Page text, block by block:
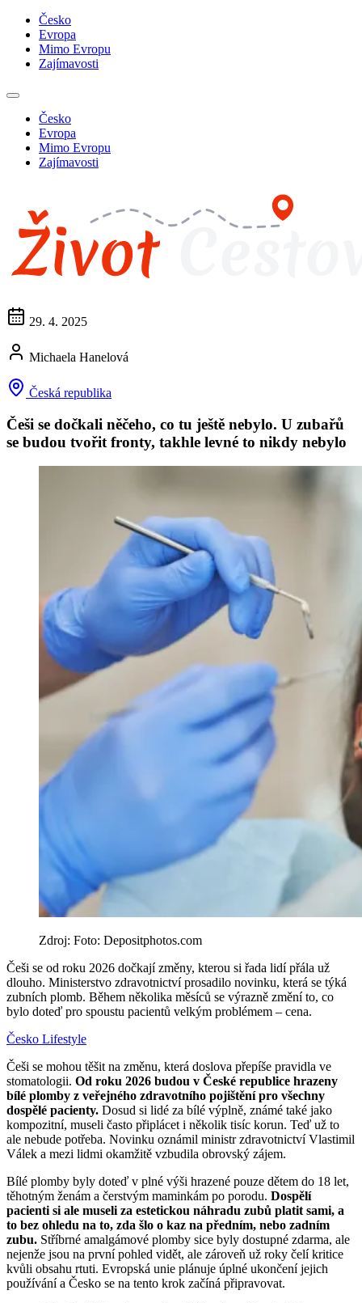
Česko
Evropa
Mimo Evropu
Zajímavosti
Česko
Evropa
Mimo Evropu
Zajímavosti
29. 4. 2025
Michaela Hanelová
Česká republika
Češi se dočkali něčeho, co tu ještě nebylo. U zubařů
se budou tvořit fronty, takhle levné to nikdy nebylo
Zdroj: Foto: Depositphotos.com
Češi se od roku 2026 dočkají změny, kterou si řada lidí přála už
dlouho. Ministerstvo zdravotnictví prosadilo novinku, která se týká
zubních plomb. Během několika měsíců se výrazně změní to, co
bylo doteď pro spoustu pacientů velkým problémem – cena.
Česko Lifestyle
Češi se mohou těšit na změnu, která doslova přepíše pravidla ve
stomatologii. Od roku 2026 budou v České republice hrazeny
bílé plomby z veřejného zdravotního pojištění pro všechny
dospělé pacienty. Dosud si lidé za bílé výplně, známé také jako
kompozitní, museli často připlácet i několik tisíc korun. Teď už to
ale nebude potřeba. Novinku oznámil ministr zdravotnictví Vlastimil
Válek a mezi lidmi okamžitě vzbudila obrovský zájem.
Bílé plomby byly doteď v plné výši hrazené pouze dětem do 18 let,
těhotným ženám a čerstvým maminkám po porodu. Dospělí
pacienti si ale museli za estetickou náhradu zubů platit sami, a
to bez ohledu na to, zda šlo o kaz na předním, nebo zadním
zubu. Stříbrné amalgámové plomby sice byly dostupné zdarma, ale
nejenže jsou na první pohled vidět, ale zároveň už roky čelí kritice
kvůli obsahu rtuti. Evropská unie plánuje úplné ukončení jejich
používání a Česko se na tento krok začíná připravovat.